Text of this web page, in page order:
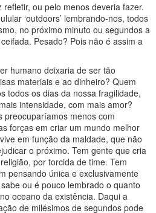
ou pelo menos deveria fazer.
‘outdoors’ lembrando-nos, todos
no próximo minuto ou segundos a
Pesado? Pois não é assim a
humano deixaria de ser tão
materiais e ao dinheiro? Quem
todos os dias da nossa fragilidade,
intensidade, com mais amor?
preocuparíamos menos com
forças em criar um mundo melhor
em função da maldade, que não
o próximo. Tem gente que cria
por torcida de time. Tem
pensando única e exclusivamente
ou é pouco lembrado o quanto
oceano da existência. Daqui a
de milésimos de segundos pode